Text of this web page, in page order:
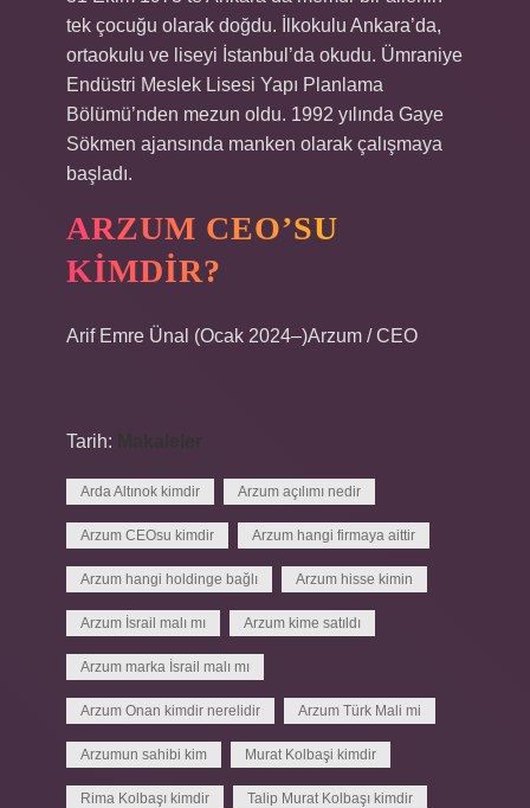
tek çocuğu olarak doğdu. İlkokulu Ankara’da,
ortaokulu ve liseyi İstanbul’da okudu. Ümraniye
Endüstri Meslek Lisesi Yapı Planlama
Bölümü’nden mezun oldu. 1992 yılında Gaye
Sökmen ajansında manken olarak çalışmaya
başladı.
ARZUM CEO’SU
KIMDIR?
Arif Emre Ünal (Ocak 2024–)Arzum / CEO
Tarih:
Arda Altınok kimdir Arzum açılımı nedir
Arzum CEOsu kimdir Arzum hangi firmaya aittir
Arzum hangi holdinge bağlı Arzum hisse kimin
Arzum İsrail malı mı Arzum kime satıldı
Arzum marka İsrail malı mı
Arzum Onan kimdir nerelidir Arzum Türk Mali mi
Arzumun sahibi kim Murat Kolbaşi kimdir
Rima Kolbaşı kimdir Talip Murat Kolbaşı kimdir